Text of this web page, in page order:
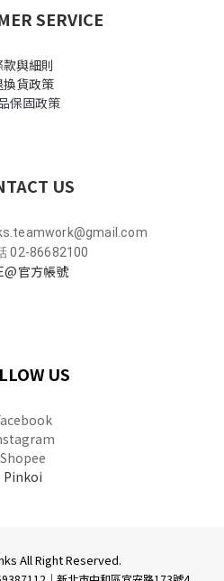
SERVICE
款與細則
換貨政策
保固政策
US
02-86682100
官方帳號
US
Shopee
Pinkoi
All Right Reserved.